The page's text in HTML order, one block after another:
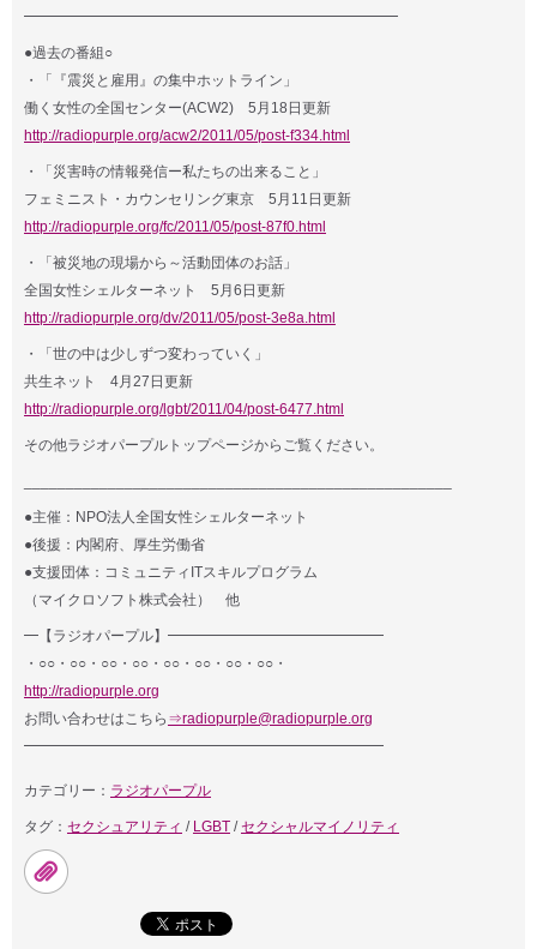
━━━━━━━━━━━━━━━━━━━━━━━━━━
●過去の番組○
・「『震災と雇用』の集中ホットライン」
働く女性の全国センター(ACW2) 5月18日更新
http://radiopurple.org/acw2/2011/05/post-f334.html
・「災害時の情報発信ー私たちの出来ること」
フェミニスト・カウンセリング東京 5月11日更新
http://radiopurple.org/fc/2011/05/post-87f0.html
・「被災地の現場から～活動団体のお話」
全国女性シェルターネット 5月6日更新
http://radiopurple.org/dv/2011/05/post-3e8a.html
・「世の中は少しずつ変わっていく」
共生ネット 4月27日更新
http://radiopurple.org/lgbt/2011/04/post-6477.html
その他ラジオパープルトップページからご覧ください。
●主催：NPO法人全国女性シェルターネット
●後援：内閣府、厚生労働省
●支援団体：コミュニティITスキルプログラム
（マイクロソフト株式会社） 他
━【ラジオパープル】━━━━━━━━━━━━━━━
・○○・○○・○○・○○・○○・○○・○○・○○・
http://radiopurple.org
お問い合わせはこちら ⇒radiopurple@radiopurple.org
━━━━━━━━━━━━━━━━━━━━━━━━━
カテゴリー： ラジオパープル
タグ： セクシュアリティ / LGBT /セクシャルマイノリティ